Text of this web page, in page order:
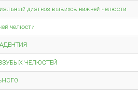
диагноз вывихов нижней челюсти
челюсти
ЧЕЛЮСТЕЙ